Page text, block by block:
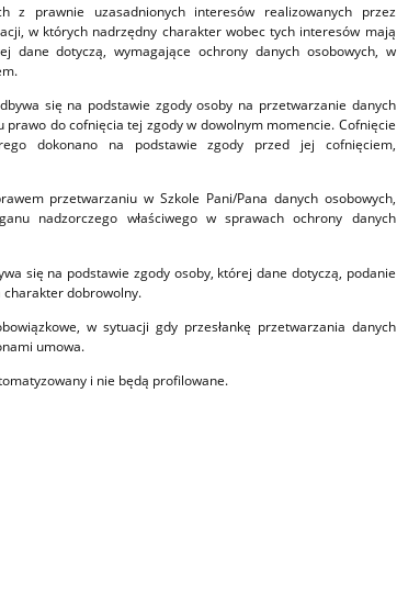
z prawnie uzasadnionych interesów realizowanych przez
w których nadrzędny charakter wobec tych interesów mają
dane dotyczą, wymagające ochrony danych osobowych, w
się na podstawie zgody osoby na przetwarzanie danych
prawo do cofnięcia tej zgody w dowolnym momencie. Cofnięcie
dokonano na podstawie zgody przed jej cofnięciem,
przetwarzaniu w Szkole Pani/Pana danych osobowych,
nadzorczego właściwego w sprawach ochrony danych
się na podstawie zgody osoby, której dane dotyczą, podanie
charakter dobrowolny.
w sytuacji gdy przesłankę przetwarzania danych
umowa.
i nie będą profilowane.